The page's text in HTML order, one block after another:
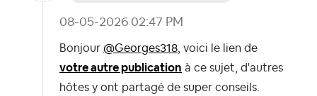
‎08-05-2026 02:47 PM
Bonjour @Georges318, voici le lien de
votre autre publication à ce sujet, d'autres
hôtes y ont partagé de super conseils.